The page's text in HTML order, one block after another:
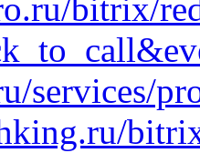
bitrix/
services/